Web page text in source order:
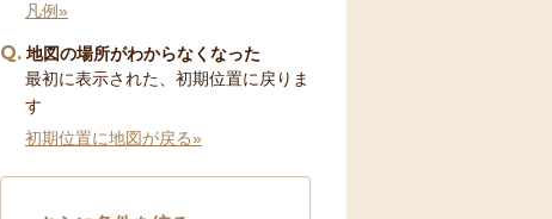
凡例»
Q 地図の場所がわからなくなった
最初に表示された、初期位置に戻りま
す
初期位置に地図が戻る»